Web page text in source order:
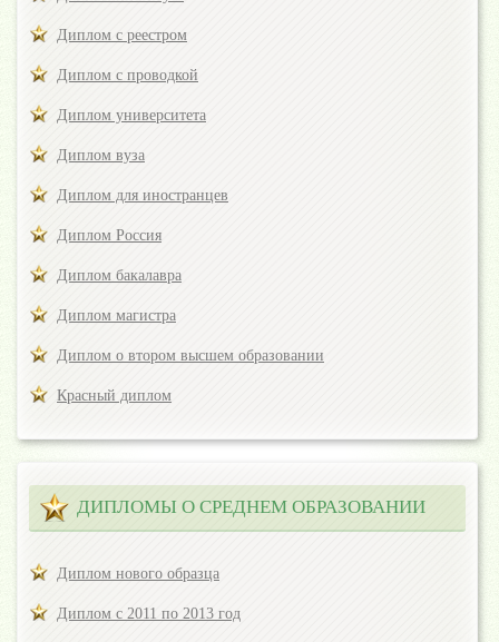
Диплом с реестром
Диплом с проводкой
Диплом университета
Диплом вуза
Диплом для иностранцев
Диплом Россия
Диплом бакалавра
Диплом магистра
Диплом о втором высшем образовании
Красный диплом
ДИПЛОМЫ О СРЕДНЕМ ОБРАЗОВАНИИ
Диплом нового образца
Диплом с 2011 по 2013 год